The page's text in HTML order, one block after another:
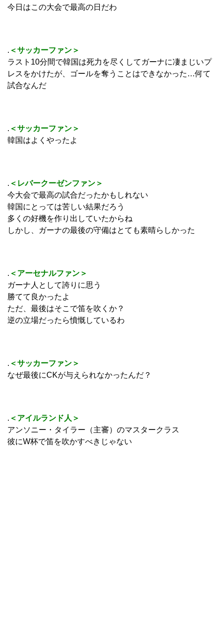
今日はこの大会で最高の日だわ
. ＜サッカーファン＞
ラスト10分間で韓国は死力を尽くしてガーナに凄まじいプ
レスをかけたが、ゴールを奪うことはできなかった…何て
試合なんだ
. ＜サッカーファン＞
韓国はよくやったよ
. ＜レバークーゼンファン＞
今大会で最高の試合だったかもしれない
韓国にとっては苦しい結果だろう
多くの好機を作り出していたからね
しかし、ガーナの最後の守備はとても素晴らしかった
. ＜アーセナルファン＞
ガーナ人として誇りに思う
勝てて良かったよ
ただ、最後はそこで笛を吹くか？
逆の立場だったら憤慨しているわ
. ＜サッカーファン＞
なぜ最後にCKが与えられなかったんだ？
. ＜アイルランド人＞
アンソニー・タイラー（主審）のマスタークラス
彼にW杯で笛を吹かすべきじゃない